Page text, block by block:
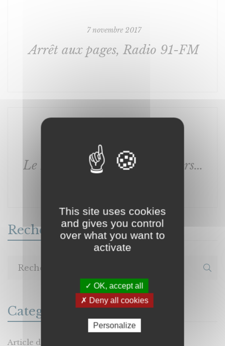
7 novembre 2017
Arrêt aux pages, Radio 91-FM
30 juin 2018
Le Monde des Religions - Hors-Série
Recherche
Categories
Article de Presse
This site uses cookies
and gives you control
over what you want to
activate
✓ OK, accept all
✗ Deny all cookies
Personalize